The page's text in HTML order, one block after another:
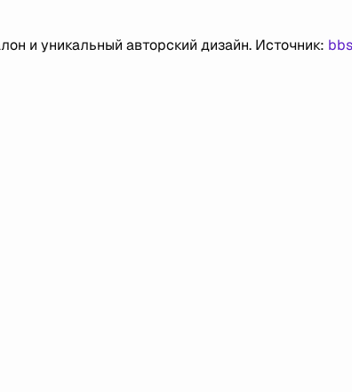
и уникальный авторский дизайн. Источник: